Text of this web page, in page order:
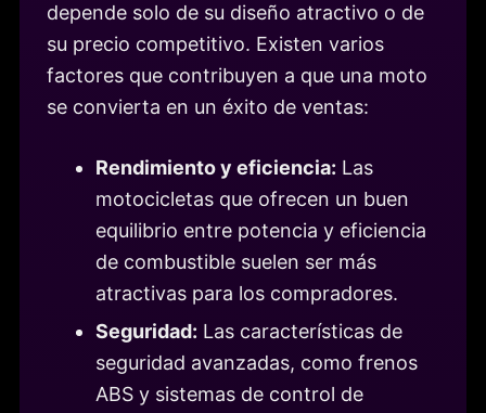
depende solo de su diseño atractivo o de
su precio competitivo. Existen varios
factores que contribuyen a que una moto
se convierta en un éxito de ventas:
Rendimiento y eficiencia: Las
motocicletas que ofrecen un buen
equilibrio entre potencia y eficiencia
de combustible suelen ser más
atractivas para los compradores.
Seguridad: Las características de
seguridad avanzadas, como frenos
ABS y sistemas de control de